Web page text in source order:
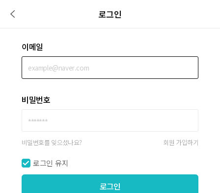
로그인
이메일
비밀번호
비밀번호를 잊으셨나요? 회원 가입하기
로그인 유지
로그인